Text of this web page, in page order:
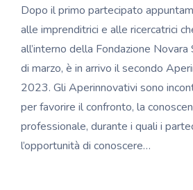
Dopo il primo partecipato
alle imprenditrici e alle ricercatrici
all’interno della Fondazione
di marzo, è in arrivo il secondo
2023. Gli Aperinnovativi sono
per favorire il confronto, la
professionale, durante i quali i
l’opportunità di conoscere…